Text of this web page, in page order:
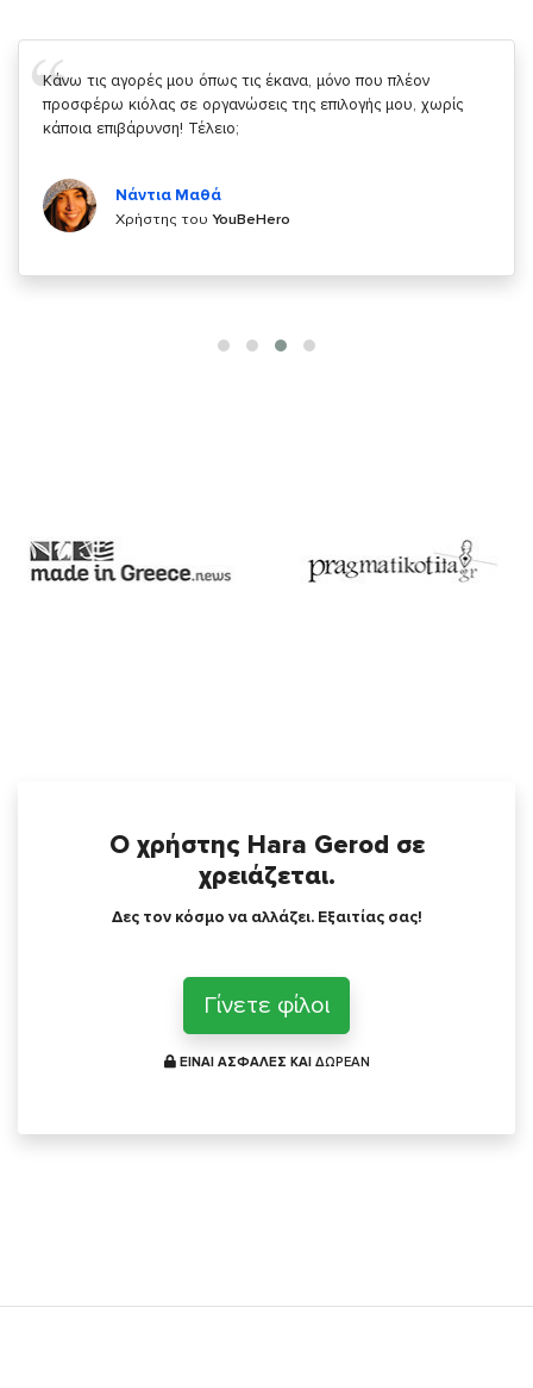
Σας ευχαριστώ που μας δίνετε την δυνατότητα να κάνουμε
κάτι!
Χρήστης τουYouBeHero
Ο χρήστης Hara Gerod σε
χρειάζεται.
Δες τον κόσμο να αλλάζει. Εξαιτίας σας!
Γίνετε φίλοι
ΕΙΝΑΙ ΑΣΦΑΛΕΣ ΚΑΙ ΔΩΡΕΑΝ